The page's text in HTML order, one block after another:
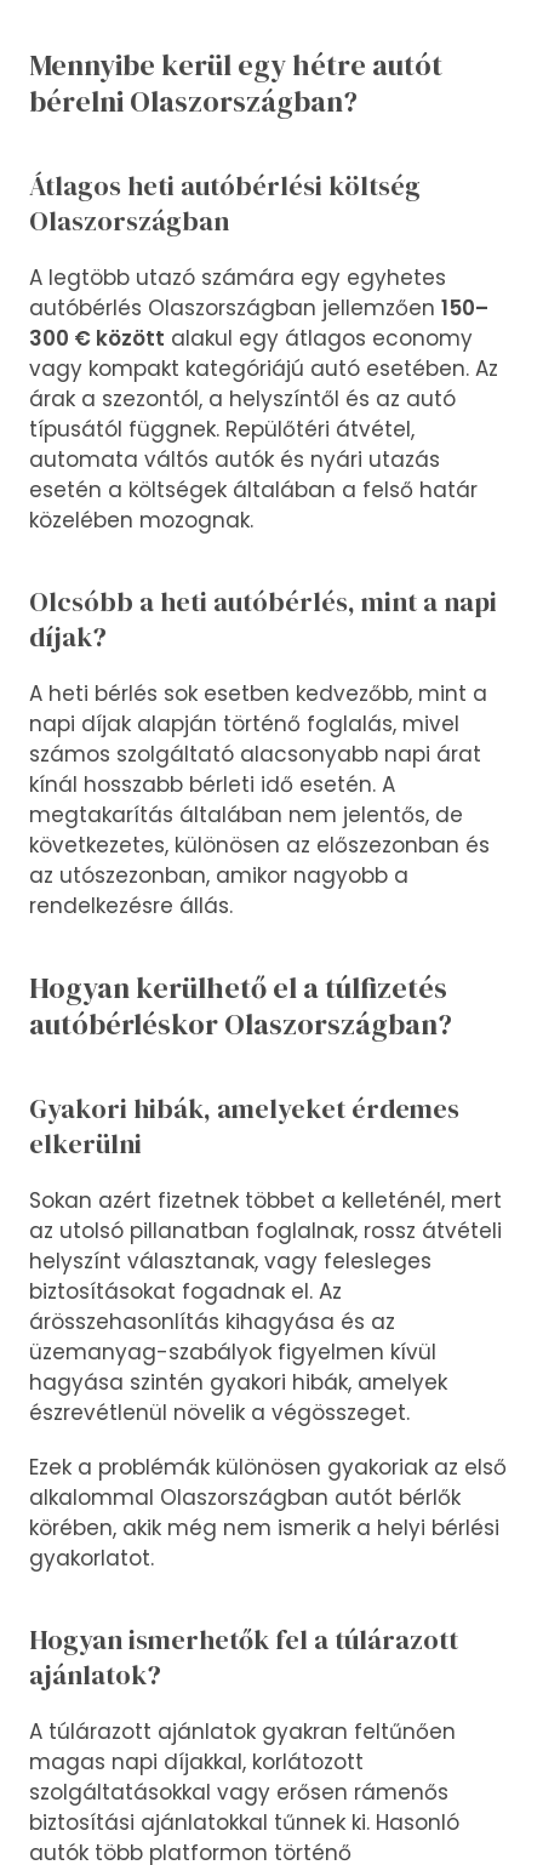
Mennyibe kerül egy hétre autót
bérelni Olaszországban?
Átlagos heti autóbérlési költség
Olaszországban
A legtöbb utazó számára egy egyhetes
autóbérlés Olaszországban jellemzően 150–
300 € között alakul egy átlagos economy
vagy kompakt kategóriájú autó esetében. Az
árak a szezontól, a helyszíntől és az autó
típusától függnek. Repülőtéri átvétel,
automata váltós autók és nyári utazás
esetén a költségek általában a felső határ
közelében mozognak.
Olcsóbb a heti autóbérlés, mint a napi
díjak?
A heti bérlés sok esetben kedvezőbb, mint a
napi díjak alapján történő foglalás, mivel
számos szolgáltató alacsonyabb napi árat
kínál hosszabb bérleti idő esetén. A
megtakarítás általában nem jelentős, de
következetes, különösen az előszezonban és
az utószezonban, amikor nagyobb a
rendelkezésre állás.
Hogyan kerülhető el a túlfizetés
autóbérléskor Olaszországban?
Gyakori hibák, amelyeket érdemes
elkerülni
Sokan azért fizetnek többet a kelleténél, mert
az utolsó pillanatban foglalnak, rossz átvételi
helyszínt választanak, vagy felesleges
biztosításokat fogadnak el. Az
árösszehasonlítás kihagyása és az
üzemanyag-szabályok figyelmen kívül
hagyása szintén gyakori hibák, amelyek
észrevétlenül növelik a végösszeget.
Ezek a problémák különösen gyakoriak az első
alkalommal Olaszországban autót bérlők
körében, akik még nem ismerik a helyi bérlési
gyakorlatot.
Hogyan ismerhetők fel a túlárazott
ajánlatok?
A túlárazott ajánlatok gyakran feltűnően
magas napi díjakkal, korlátozott
szolgáltatásokkal vagy erősen rámenős
biztosítási ajánlatokkal tűnnek ki. Hasonló
autók több platformon történő